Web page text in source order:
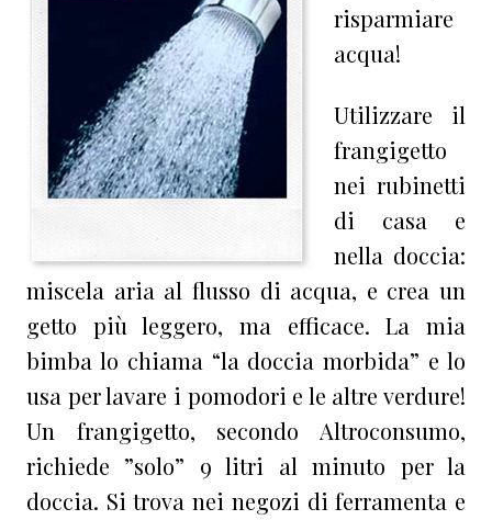
risparmiare
acqua!
Utilizzare il
frangigetto
nei rubinetti
di casa e
nella doccia:
miscela aria al flusso di acqua, e crea un
getto più leggero, ma efficace. La mia
bimba lo chiama “la doccia morbida” e lo
usa per lavare i pomodori e le altre verdure!
Un frangigetto, secondo Altroconsumo,
richiede ”solo” 9 litri al minuto per la
doccia. Si trova nei negozi di ferramenta e